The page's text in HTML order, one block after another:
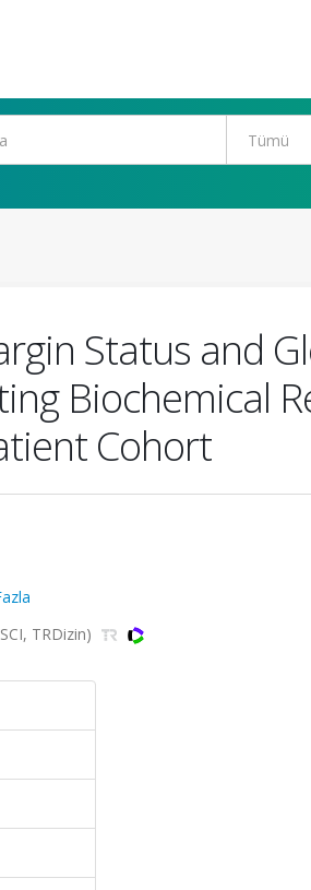
Status and
Biochemical
Cohort
TRDizin)